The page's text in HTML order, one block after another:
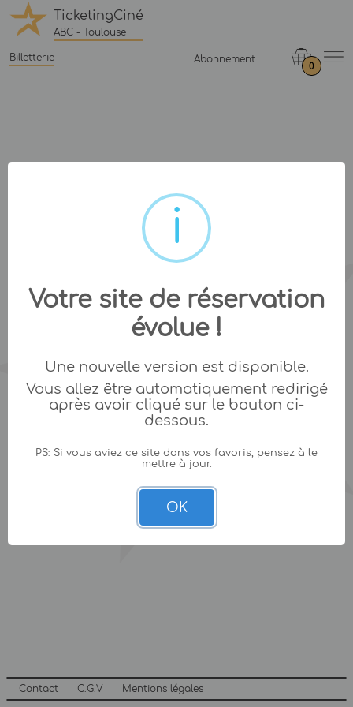
TicketingCiné
ABC - Toulouse
Billetterie Abonnement
0
Contact C.G.V Mentions légales
Votre site de réservation
évolue !
Une nouvelle version est disponible.
Vous allez être automatiquement redirigé
après avoir cliqué sur le bouton ci-
dessous.
PS: Si vous aviez ce site dans vos favoris, pensez à le
mettre à jour.
OK